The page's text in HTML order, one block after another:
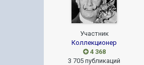
Участник
Коллекционер
4 368
3 705 публикаций